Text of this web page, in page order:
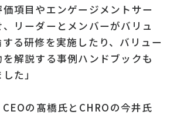
項目やエンゲージメントサー
リーダーとメンバーがバリュ
る研修を実施したり、バリュー
解説する事例ハンドブックも
た」
の髙橋氏とCHROの今井氏